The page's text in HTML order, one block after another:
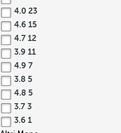
4.0 23
4.6 15
4.7 12
3.9 11
4.9 7
3.8 5
4.8 5
3.7 3
3.6 1